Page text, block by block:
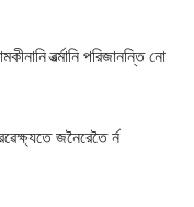
ৱর্ত্মানি পরিজানন্তি নো
জনৈরেতৈ র্ন